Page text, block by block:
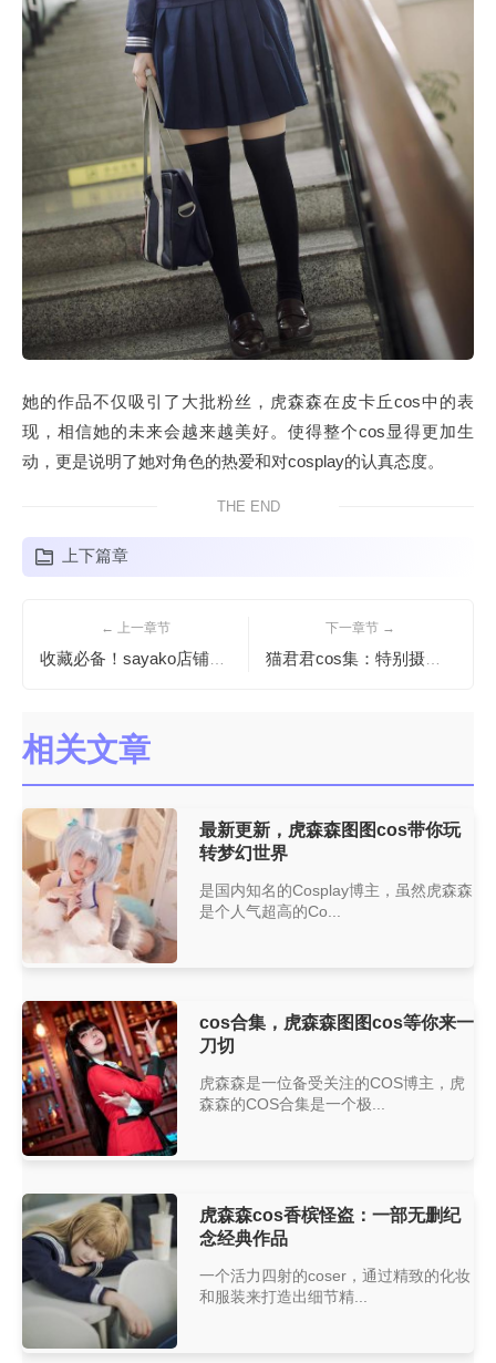
她的作品不仅吸引了大批粉丝，虎森森在皮卡丘cos中的表
现，相信她的未来会越来越美好。使得整个cos显得更加生
动，更是说明了她对角色的热爱和对cosplay的认真态度。
THE END
上下篇章
← 上一章节 下一章节 →
猫君君cos集：特别摄影展现不凡风姿。
相关文章
最新更新，虎森森图图cos带你玩
转梦幻世界
是国内知名的Cosplay博主，虽然虎森森
是个人气超高的Co...
cos合集，虎森森图图cos等你来一
刀切
虎森森是一位备受关注的COS博主，虎
森森的COS合集是一个极...
虎森森cos香槟怪盗：一部无删纪
念经典作品
一个活力四射的coser，通过精致的化妆
和服装来打造出细节精...